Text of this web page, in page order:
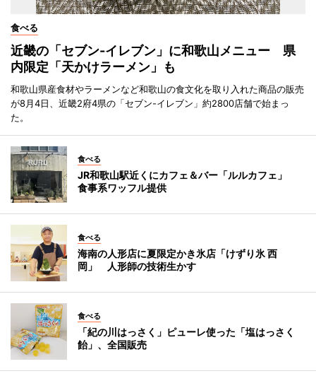
食べる
近畿の「セブン-イレブン」に和歌山メニュー 県
内限定「天かけラーメン」も
和歌山県産食材やラーメンなど和歌山の食文化を取り入れた商品の販売
が8月4日、近畿2府4県の「セブン-イレブン」約2800店舗で始まっ
た。
食べる
JR和歌山駅近くにカフェ＆バー「ルルカフェ」
食事系ワッフル提供
食べる
海南の人形店に夏限定かき氷店「けずり氷 西
岡」 人形師の技術生かす
食べる
「紀の川はっさく」ピューレ使った「塩はっさく
飴」、全国販売